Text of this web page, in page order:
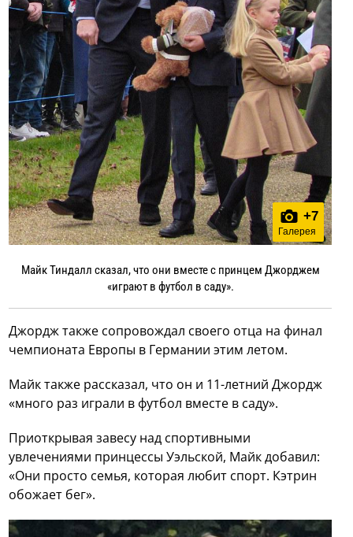
+7
Галерея
Майк Тиндалл сказал, что они вместе с принцем Джорджем
«играют в футбол в саду».
Джордж также сопровождал своего отца на финал
чемпионата Европы в Германии этим летом.
Майк также рассказал, что он и 11-летний Джордж
«много раз играли в футбол вместе в саду».
Приоткрывая завесу над спортивными
увлечениями принцессы Уэльской, Майк добавил:
«Они просто семья, которая любит спорт. Кэтрин
обожает бег».